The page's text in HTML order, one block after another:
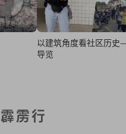
以建筑角度看社区历
导览
雳行